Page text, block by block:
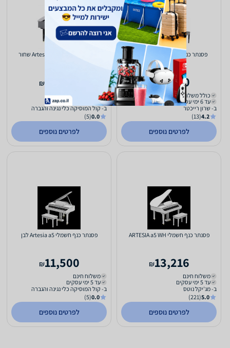
פסנתר כנף חשמלי מבית ARTESIA
13,040
₪
כולל משלוח (₪60)
עד 6 ימי עסקים
ב- שרון רייכטר
4.2
(13)
לפרטים נוספים
11,500
₪
משלוח חינם
עד 5 ימי עסקים
ב- קול המוסיקה כלי נגינה והגברה
0.0
(5)
לפרטים נוספים
פסנתר כנף חשמלי ARTESIA a5 WH
13,216
₪
משלוח חינם
עד 5 ימי עסקים
ב- מג'יקל נוטס
5.0
(221)
לפרטים נוספים
פסנתר כנף חשמלי Artesia a5 לבן
11,500
₪
משלוח חינם
עד 5 ימי עסקים
ב- קול המוסיקה כלי נגינה והגברה
0.0
(5)
לפרטים נוספים